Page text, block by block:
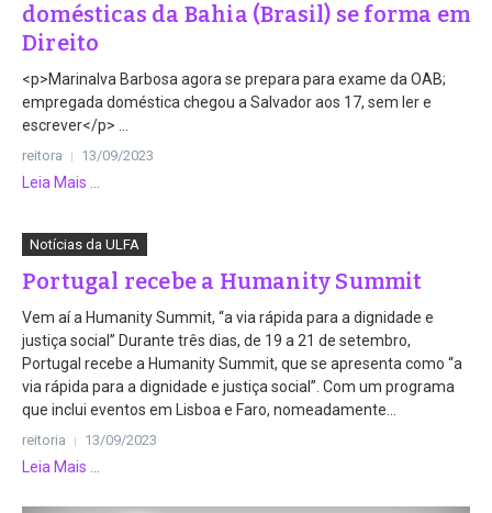
domésticas da Bahia (Brasil) se forma em
Direito
<p>Marinalva Barbosa agora se prepara para exame da OAB;
empregada doméstica chegou a Salvador aos 17, sem ler e
escrever</p> ...
reitora 13/09/2023
Leia Mais ...
Notícias da ULFA
Portugal recebe a Humanity Summit
Vem aí a Humanity Summit, “a via rápida para a dignidade e
justiça social” Durante três dias, de 19 a 21 de setembro,
Portugal recebe a Humanity Summit, que se apresenta como “a
via rápida para a dignidade e justiça social”. Com um programa
que inclui eventos em Lisboa e Faro, nomeadamente...
reitoria 13/09/2023
Leia Mais ...